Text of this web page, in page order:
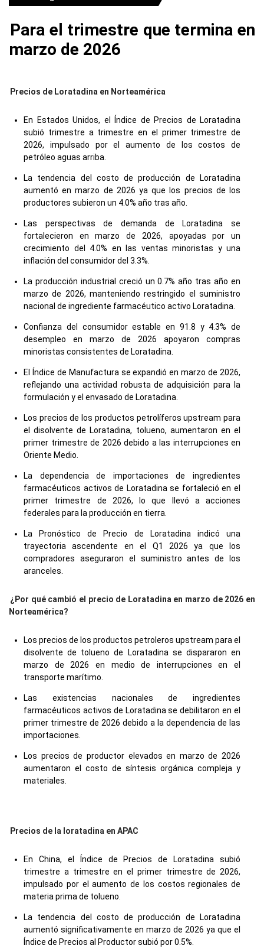
Para el trimestre que termina en
marzo de 2026
Precios de Loratadina en Norteamérica
En Estados Unidos, el Índice de Precios de Loratadina
subió trimestre a trimestre en el primer trimestre de
2026, impulsado por el aumento de los costos de
petróleo aguas arriba.
La tendencia del costo de producción de Loratadina
aumentó en marzo de 2026 ya que los precios de los
productores subieron un 4.0% año tras año.
Las perspectivas de demanda de Loratadina se
fortalecieron en marzo de 2026, apoyadas por un
crecimiento del 4.0% en las ventas minoristas y una
inflación del consumidor del 3.3%.
La producción industrial creció un 0.7% año tras año en
marzo de 2026, manteniendo restringido el suministro
nacional de ingrediente farmacéutico activo Loratadina.
Confianza del consumidor estable en 91.8 y 4.3% de
desempleo en marzo de 2026 apoyaron compras
minoristas consistentes de Loratadina.
El Índice de Manufactura se expandió en marzo de 2026,
reflejando una actividad robusta de adquisición para la
formulación y el envasado de Loratadina.
Los precios de los productos petrolíferos upstream para
el disolvente de Loratadina, tolueno, aumentaron en el
primer trimestre de 2026 debido a las interrupciones en
Oriente Medio.
La dependencia de importaciones de ingredientes
farmacéuticos activos de Loratadina se fortaleció en el
primer trimestre de 2026, lo que llevó a acciones
federales para la producción en tierra.
La Pronóstico de Precio de Loratadina indicó una
trayectoria ascendente en el Q1 2026 ya que los
compradores aseguraron el suministro antes de los
aranceles.
¿Por qué cambió el precio de Loratadina en marzo de 2026 en
Norteamérica?
Los precios de los productos petroleros upstream para el
disolvente de tolueno de Loratadina se dispararon en
marzo de 2026 en medio de interrupciones en el
transporte marítimo.
Las existencias nacionales de ingredientes
farmacéuticos activos de Loratadina se debilitaron en el
primer trimestre de 2026 debido a la dependencia de las
importaciones.
Los precios de productor elevados en marzo de 2026
aumentaron el costo de síntesis orgánica compleja y
materiales.
Precios de la loratadina en APAC
En China, el Índice de Precios de Loratadina subió
trimestre a trimestre en el primer trimestre de 2026,
impulsado por el aumento de los costos regionales de
materia prima de tolueno.
La tendencia del costo de producción de Loratadina
aumentó significativamente en marzo de 2026 ya que el
Índice de Precios al Productor subió por 0.5%.